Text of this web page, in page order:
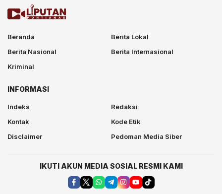
Beranda
Berita Lokal
Berita Nasional
Berita Internasional
Kriminal
INFORMASI
Indeks
Redaksi
Kontak
Kode Etik
Disclaimer
Pedoman Media Siber
IKUTI AKUN MEDIA SOSIAL RESMI KAMI